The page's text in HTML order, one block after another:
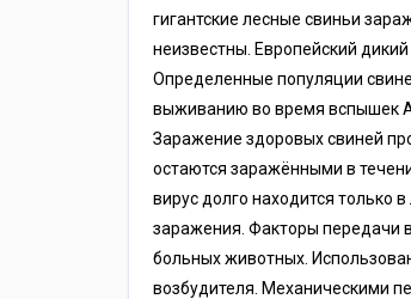
гигантские лесные свиньи
неизвестны. Европейский
Определенные популяции
выживанию во время вспышек
Заражение здоровых свиней
остаются заражёнными в
вирус долго находится только
заражения. Факторы передачи
больных животных.
возбудителя. Механическими